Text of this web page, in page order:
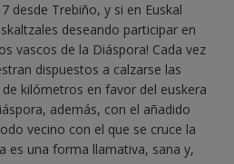
desde Trebiño, y si en Euskal
deseando participar en
vascos de la Diáspora! Cada vez
dispuestos a calzarse las
kilómetros en favor del euskera
además, con el añadido
vecino con el que se cruce la
es una forma llamativa, sana y,